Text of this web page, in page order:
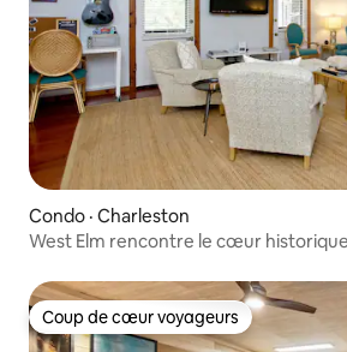
Condo · Charleston
West Elm rencontre le cœur
Coup de cœur voyageurs
Coup de cœur voyageurs